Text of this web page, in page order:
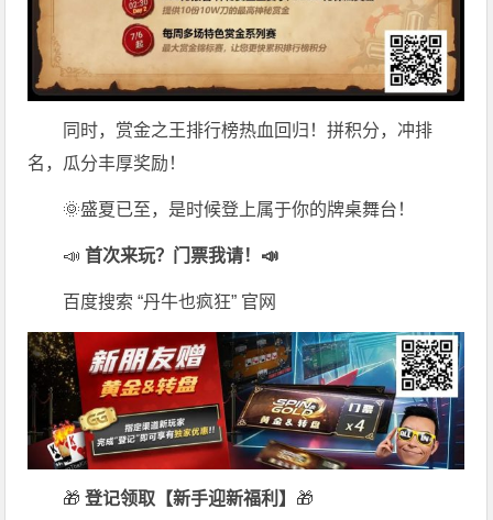
同时，赏金之王排行榜热血回归！拼积分，冲排
名，瓜分丰厚奖励！
🌞盛夏已至，是时候登上属于你的牌桌舞台！
📣首次来玩？门票我请！📣
百度搜索 “丹牛也疯狂” 官网
🎁 登记领取【新手迎新福利】 🎁